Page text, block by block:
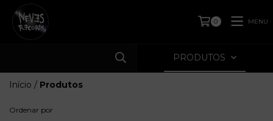
0 MENU
PRODUTOS
Início / Produtos
Ordenar por